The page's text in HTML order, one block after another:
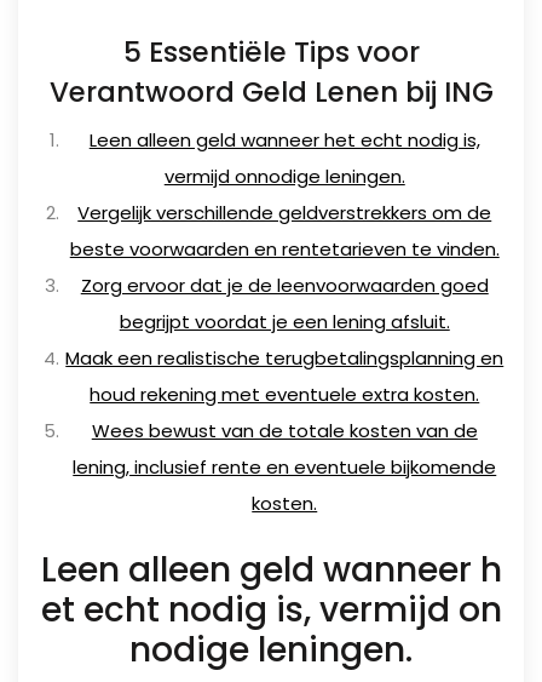
5 Essentiële Tips voor
Verantwoord Geld Lenen bij ING
Leen alleen geld wanneer het echt nodig is,
vermijd onnodige leningen.
Vergelijk verschillende geldverstrekkers om de
beste voorwaarden en rentetarieven te vinden.
Zorg ervoor dat je de leenvoorwaarden goed
begrijpt voordat je een lening afsluit.
Maak een realistische terugbetalingsplanning en
houd rekening met eventuele extra kosten.
Wees bewust van de totale kosten van de
lening, inclusief rente en eventuele bijkomende
kosten.
Leen alleen geld wanneer h
et echt nodig is, vermijd on
nodige leningen.